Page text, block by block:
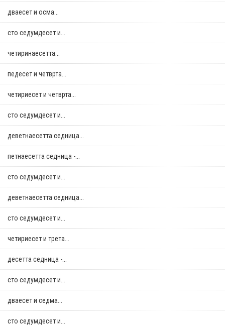
дваесет и осма...
сто седумдесет и...
четиринаесетта...
педесет и четврта...
четириесет и четврта...
сто седумдесет и...
деветнаесетта седница...
петнаесетта седница -...
сто седумдесет и...
деветнаесетта седница...
сто седумдесет и...
четириесет и трета...
десетта седница -...
сто седумдесет и...
дваесет и седма...
сто седумдесет и...